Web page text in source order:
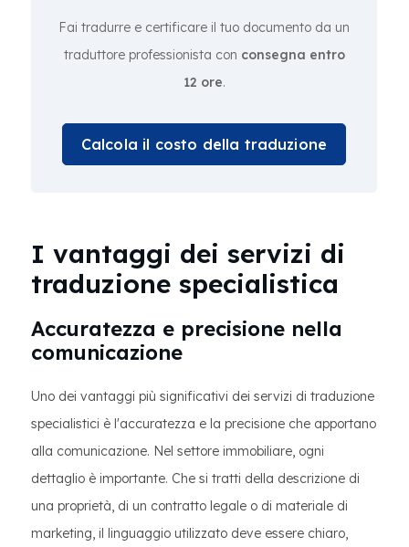
Fai tradurre e certificare il tuo documento da un
traduttore professionista con consegna entro
12 ore.
Calcola il costo della traduzione
I vantaggi dei servizi di
traduzione specialistica
Accuratezza e precisione nella
comunicazione
Uno dei vantaggi più significativi dei servizi di traduzione
specialistici è l'accuratezza e la precisione che apportano
alla comunicazione. Nel settore immobiliare, ogni
dettaglio è importante. Che si tratti della descrizione di
una proprietà, di un contratto legale o di materiale di
marketing, il linguaggio utilizzato deve essere chiaro,